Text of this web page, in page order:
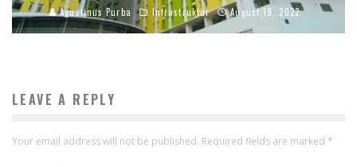
Agustinus Purba Infrastruktur August 19, 2022
LEAVE A REPLY
Your email address will not be published. Required fields are marked *